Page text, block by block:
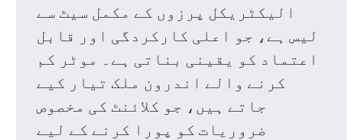
الیکٹریکل پرزوں کے مکمل سیٹ سے
لیس ہے، جو اعلی کارکردگی اور قابل
اعتماد کو یقینی بناتی ہے۔
موٹر کم
کرنے والے اندرون ملک تیار کیے
جاتے ہیں، جو کلائنٹ کی مخصوص
ضروریات کو پورا کرنے کے لیے